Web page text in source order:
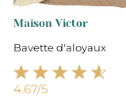
Maison Victor
Bavette d'aloyaux
4.67/5